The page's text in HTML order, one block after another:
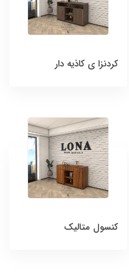
کردنزا ی کاذیه دار
کنسول متالیک